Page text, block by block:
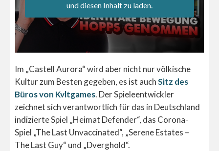
und diesen Inhalt zu laden.
Im „Castell Aurora“ wird aber nicht nur völkische
Kultur zum Besten gegeben, es ist auchSitz des
Büros von Kvltgames. Der Spieleentwickler
zeichnet sich verantwortlich für das in Deutschland
indizierte Spiel „Heimat Defender“, das Corona-
Spiel „The Last Unvaccinated“, „Serene Estates –
The Last Guy“ und „Dverghold“.